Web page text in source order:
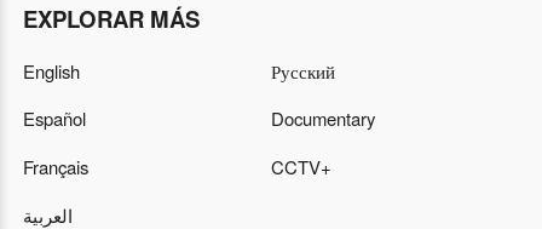
EXPLORAR MÁS
English
Español
Français
العربية
Русский
Documentary
CCTV+